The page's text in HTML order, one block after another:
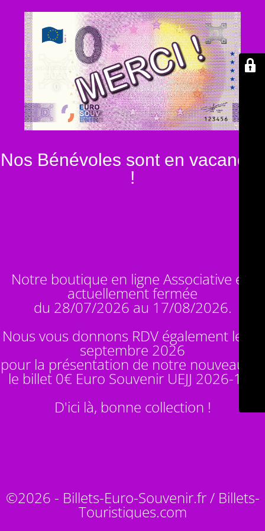
Nos Bénévoles sont en vacances
!
Notre boutique en ligne Associative est
actuellement fermée
du 28/07/2026 au 17/08/2026.
Nous vous donnons RDV également le 14
septembre 2026
pour la présentation de notre nouveauté :
le billet 0€ Euro Souvenir UEJJ 2026-10
D'ici là, bonne collection !
©2026 - Billets-Euro-Souvenir.fr / Billets-
Touristiques.com